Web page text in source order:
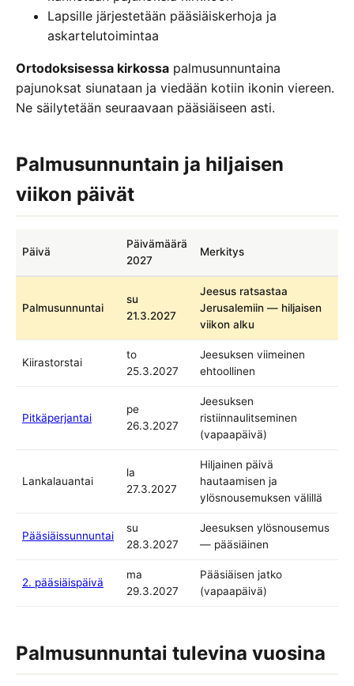
Lapsille järjestetään pääsiäiskerhoja ja
askartelutoimintaa
Ortodoksisessa kirkossa palmusunnuntaina
pajunoksat siunataan ja viedään kotiin ikonin viereen.
Ne säilytetään seuraavaan pääsiäiseen asti.
Palmusunnuntain ja hiljaisen
viikon päivät
Päivä
Päivämäärä
2027
Merkitys
Palmusunnuntai
su
21.3.2027
Jeesus ratsastaa
Jerusalemiin — hiljaisen
viikon alku
Kiirastorstai
to
25.3.2027
Jeesuksen viimeinen
ehtoollinen
Pitkäperjantai
pe
26.3.2027
Jeesuksen
ristiinnaulitseminen
(vapaapäivä)
Lankalauantai
la
27.3.2027
Hiljainen päivä
hautaamisen ja
ylösnousemuksen välillä
Pääsiäissunnuntai
su
28.3.2027
Jeesuksen ylösnousemus
— pääsiäinen
2. pääsiäispäivä
ma
29.3.2027
Pääsiäisen jatko
(vapaapäivä)
Palmusunnuntai tulevina vuosina